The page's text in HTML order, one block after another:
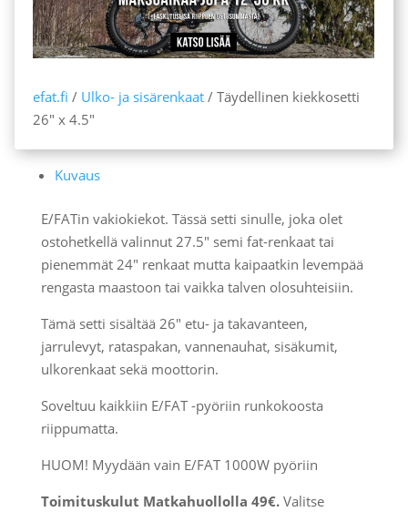
määrä
efat.fi / Ulko- ja sisärenkaat/ Täydellinen kiekkosetti
26″ x 4.5″
Kuvaus
E/FATin vakiokiekot. Tässä setti sinulle, joka olet
ostohetkellä valinnut 27.5" semi fat-renkaat tai
pienemmät 24" renkaat mutta kaipaatkin levempää
rengasta maastoon tai vaikka talven olosuhteisiin.
Tämä setti sisältää 26" etu- ja takavanteen,
jarrulevyt, rataspakan, vannenauhat, sisäkumit,
ulkorenkaat sekä moottorin.
Soveltuu kaikkiin E/FAT -pyöriin runkokoosta
riippumatta.
HUOM! Myydään vain E/FAT 1000W pyöriin
Toimituskulut Matkahuollolla 49€. Valitse